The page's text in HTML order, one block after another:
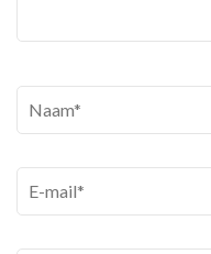
Naam*
E-
mail*